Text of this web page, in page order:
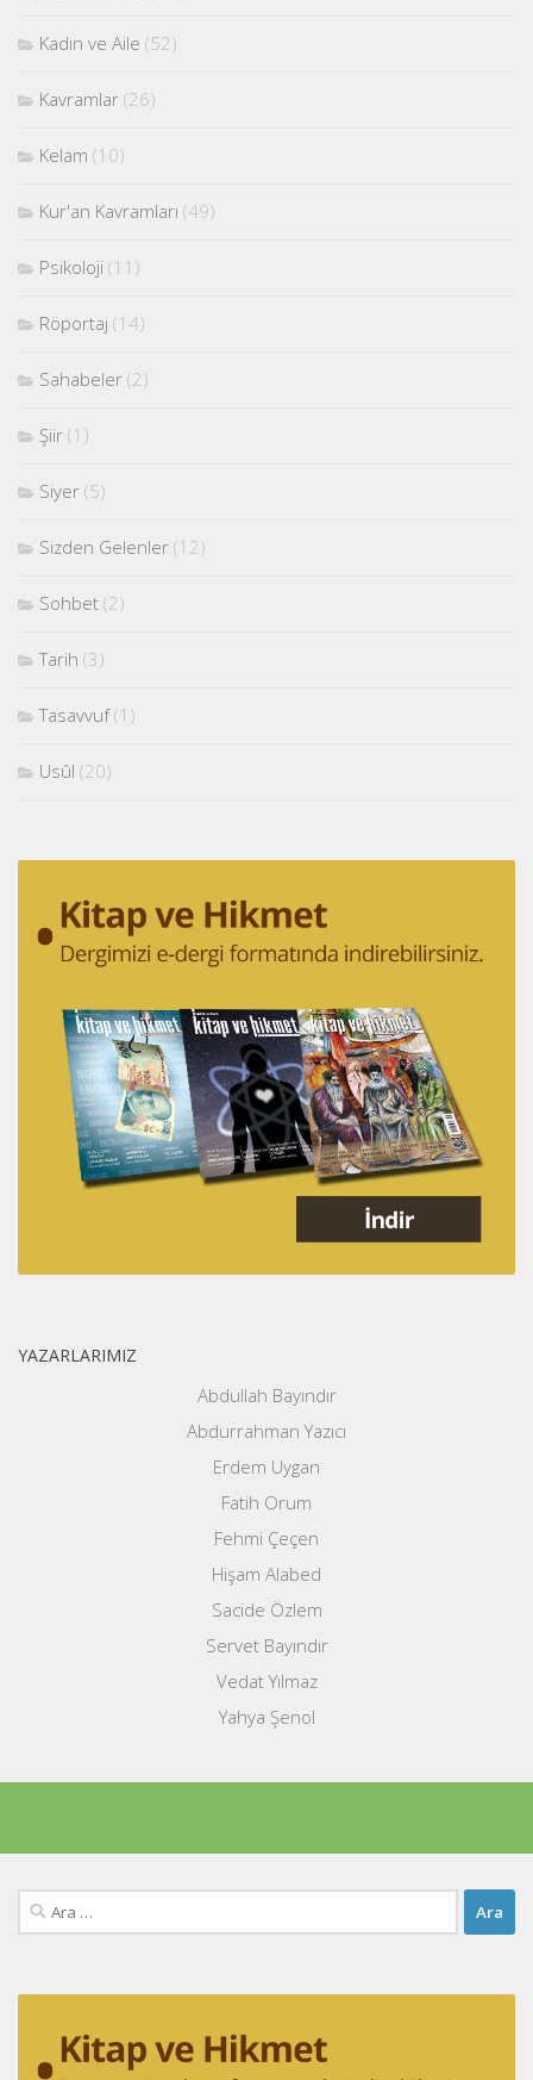
Kadın ve Aile (52)
Kavramlar (26)
Kelam (10)
Kur'an Kavramları (49)
Psikoloji (11)
Röportaj (14)
Sahabeler (2)
Şiir (1)
Siyer (5)
Sizden Gelenler (12)
Sohbet (2)
Tarih (3)
Tasavvuf(1)
Usûl (20)
YAZARLARIMIZ
Abdullah Bayındır
Abdurrahman Yazıcı
Erdem Uygan
Fatih Orum
Fehmi Çeçen
Hişam Alabed
Sacide Özlem
Servet Bayındır
Vedat Yılmaz
Yahya Şenol
Arama: